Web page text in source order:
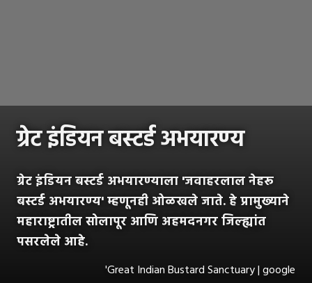
ग्रेट इंडियन बस्टर्ड अभयारण्य
ग्रेट इंडियन बस्टर्ड अभयारण्याला 'जवाहरलाल नेहरू
बस्टर्ड अभयारण्य' म्हणूनही ओळखले जाते. हे प्रामुख्याने
महाराष्ट्रातील सोलापूर आणि अहमदनगर जिल्ह्यांत
पसरलेले आहे.
'Great Indian Bustard Sanctuary | google